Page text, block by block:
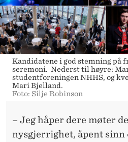
Kandidatene i god stemning på
seremoni. Nederst til høyre:
studentforeningen NHHS, og
Mari Bjelland.
Foto: Silje Robinson
– Jeg håper dere møter
nysgjerrighet, åpent sinn